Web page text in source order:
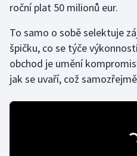
Volejbal
Ostatní
roční plat 50 milionů eur.
To samo o sobě selektuje
špičku, co se týče
obchod je umění
jak se uvaří, což